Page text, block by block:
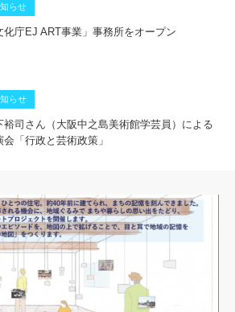
らせ
化庁EJ ART事業」事務所をオープン
らせ
裕司さん（大阪中之島美術館学芸員）による
会「行政と芸術政策」